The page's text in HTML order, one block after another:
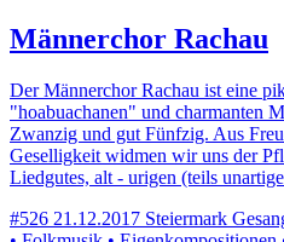
Männerchor Rachau
Der Männerchor Rachau ist eine
"hoabuachanen" und charmanten
Zwanzig und gut Fünfzig. Aus
Geselligkeit widmen wir uns der
Liedgutes, alt - urigen (teils
#526 21.12.2017 Steiermark